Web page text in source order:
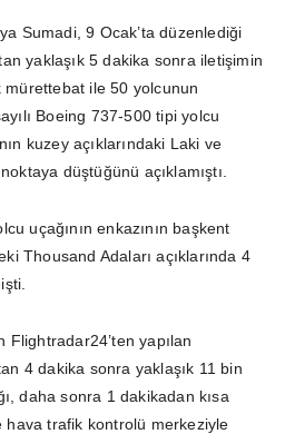
Sumadi, 9 Ocak’ta düzenlediği
yaklaşık 5 dakika sonra iletişimin
ile 50 yolcunun
Boeing 737-500 tipi yolcu
kuzey açıklarındaki Laki ve
düştüğünü açıklamıştı.
uçağının enkazının başkent
Thousand Adaları açıklarında 4
Flightradar24’ten yapılan
4 dakika sonra yaklaşık 11 bin
daha sonra 1 dakikadan kısa
trafik kontrolü merkeziyle